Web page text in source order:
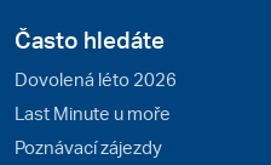
Často hledáte
Dovolená léto 2026
Last Minute u moře
Poznávací zájezdy